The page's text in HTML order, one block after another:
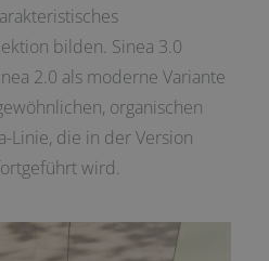
bilden. Sinea 3.0
2.0 als moderne Variante
organischen
Linie, die in der Version
wird.